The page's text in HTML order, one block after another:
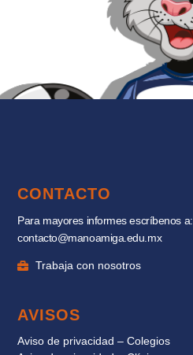
CONTACTO
Para mayores informes escríbenos a:
contacto@manoamiga.edu.mx
Trabaja con nosotros
AVISOS
Aviso de privacidad – Colegios